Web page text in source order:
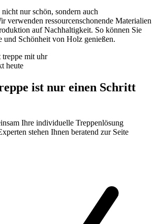
nur schön, sondern auch
verwenden ressourcenschonende Materialien
auf Nachhaltigkeit. So können Sie
und Schönheit von Holz genießen.
heute
ist nur einen Schritt
Ihre individuelle Treppenlösung
stehen Ihnen beratend zur Seite